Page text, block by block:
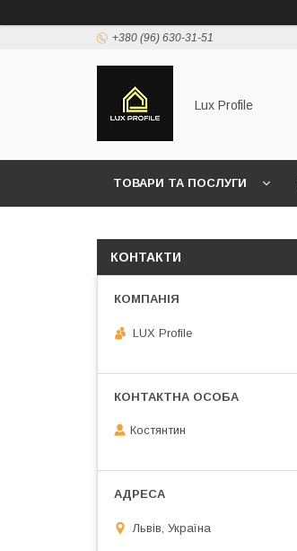
+380 (96) 630-31-51
Lux Profile
ТОВАРИ ТА ПОСЛУГИ
КОНТАКТИ
LUX Profile
Костянтин
Львів, Україна